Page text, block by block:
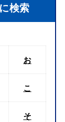
検索
お
こ
そ